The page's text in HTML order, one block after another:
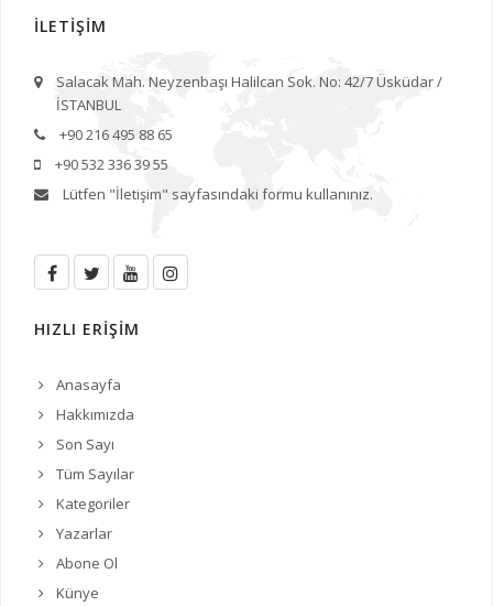
İLETİŞİM
Salacak Mah. Neyzenbaşı Halilcan Sok. No: 42/7 Üsküdar /
İSTANBUL
+90 216 495 88 65
+90 532 336 39 55
Lütfen "İletişim" sayfasındaki formu kullanınız.
HIZLI ERİŞİM
Anasayfa
Hakkımızda
Son Sayı
Tüm Sayılar
Kategoriler
Yazarlar
Abone Ol
Künye